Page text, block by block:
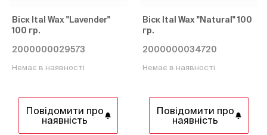
Віск Ital Wax "Lavender"
100 гр.
2000000029573
Немає в наявності
Повідомити про
наявність
Віск Ital Wax "Natural" 100
гр.
2000000034720
Немає в наявності
Повідомити про
наявність